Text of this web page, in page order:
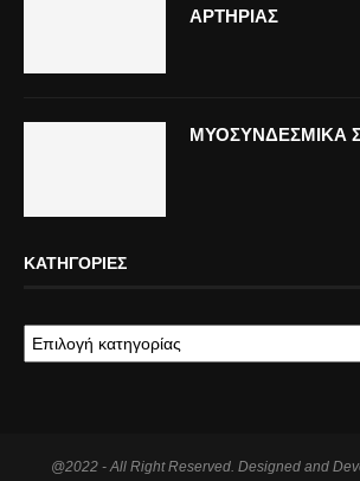
ΑΡΤΗΡΙΑΣ
ΜΥΟΣΥΝΔΕΣΜΙΚΑ
ΚΑΤΗΓΟΡΊΕΣ
@2022 - All Right Reserved. Designed and